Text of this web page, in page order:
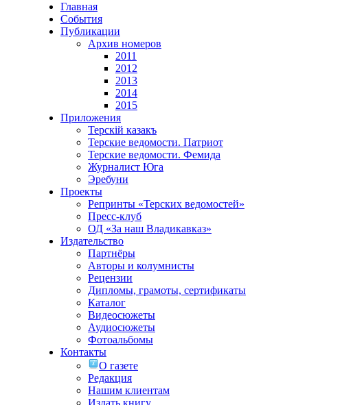
Главная
События
Публикации
Архив номеров
2011
2012
2013
2014
2015
Приложения
Терскiй казакъ
Терские ведомости. Патриот
Терские ведомости. Фемида
Журналист Юга
Эребуни
Проекты
Репринты «Терских ведомостей»
Пресс-клуб
ОД «За наш Владикавказ»
Издательство
Партнёры
Авторы и колумнисты
Рецензии
Дипломы, грамоты, сертификаты
Каталог
Видеосюжеты
Аудиосюжеты
Фотоальбомы
Контакты
О газете
Редакция
Нашим клиентам
Издать книгу